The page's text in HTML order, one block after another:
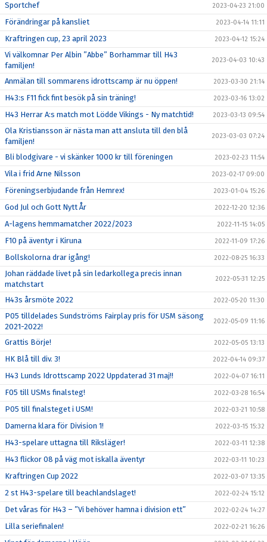
Sportchef 2023-04-23 21:00
Förändringar på kansliet 2023-04-14 11:11
Kraftringen cup, 23 april 2023 2023-04-12 15:24
Vi välkomnar Per Albin ”Abbe” Borhammar till H43
familjen!
2023-04-03 10:43
Anmälan till sommarens idrottscamp är nu öppen! 2023-03-30 21:14
H43:s F11 fick fint besök på sin träning! 2023-03-16 13:02
H43 Herrar A:s match mot Lödde Vikings - Ny matchtid! 2023-03-13 09:54
Ola Kristiansson är nästa man att ansluta till den blå
familjen!
2023-03-03 07:24
Bli blodgivare - vi skänker 1000 kr till föreningen 2023-02-23 11:54
Vila i frid Arne Nilsson 2023-02-17 09:00
Föreningserbjudande från Hemrex! 2023-01-04 15:26
God Jul och Gott Nytt År 2022-12-20 12:36
A-lagens hemmamatcher 2022/2023 2022-11-15 14:05
F10 på äventyr i Kiruna 2022-11-09 17:26
Bollskolorna drar igång! 2022-08-25 16:33
Johan räddade livet på sin ledarkollega precis innan
matchstart
2022-05-31 12:25
H43s årsmöte 2022 2022-05-20 11:30
P05 tilldelades Sundströms Fairplay pris för USM säsong
2021-2022!
2022-05-09 11:16
Grattis Börje! 2022-05-05 13:13
HK Blå till div. 3! 2022-04-14 09:37
H43 Lunds Idrottscamp 2022 Uppdaterad 31 maj!! 2022-04-07 16:11
F05 till USMs finalsteg! 2022-03-28 16:54
P05 till finalsteget i USM! 2022-03-21 10:58
Damerna klara för Division 1! 2022-03-15 15:32
H43-spelare uttagna till Riksläger! 2022-03-11 12:38
H43 flickor 08 på väg mot iskalla äventyr 2022-03-11 10:23
Kraftringen Cup 2022 2022-03-07 13:35
2 st H43-spelare till beachlandslaget! 2022-02-24 15:12
Det våras för H43 – ”Vi behöver hamna i division ett” 2022-02-24 14:27
Lilla seriefinalen! 2022-02-21 16:26